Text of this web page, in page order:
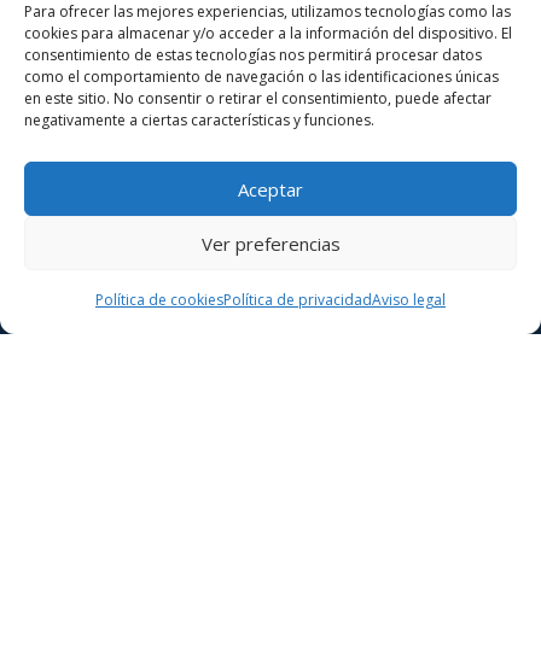
Para ofrecer las mejores experiencias, utilizamos tecnologías como las
cookies para almacenar y/o acceder a la información del dispositivo. El
consentimiento de estas tecnologías nos permitirá procesar datos
como el comportamiento de navegación o las identificaciones únicas
en este sitio. No consentir o retirar el consentimiento, puede afectar
negativamente a ciertas características y funciones.
Aceptar
Ver preferencias
Política de cookiesPolítica de privacidadAviso legal
Contacta con nosotros mediante nuestro formulario
o llamándonos por teléfono y solicita tu
presupuesto sin compromiso.
Nuestro equipo estará encantado de atenderte y
darte asesoramiento personalizado. ¡Te esperamos!